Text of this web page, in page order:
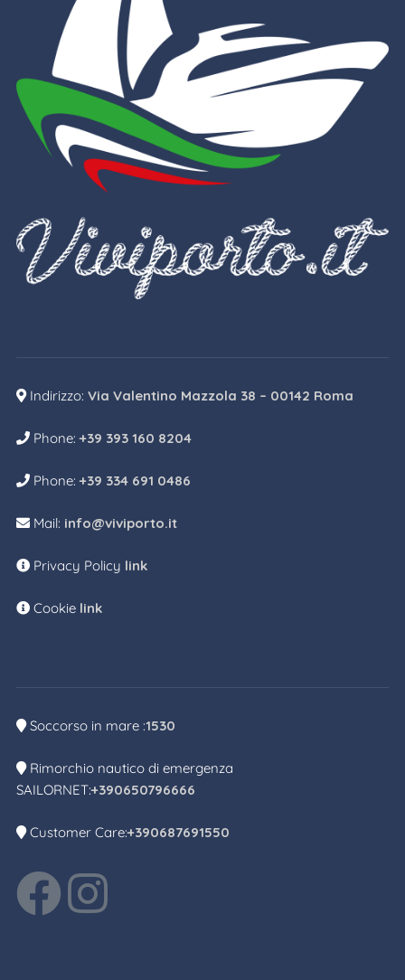
Indirizzo: Via Valentino Mazzola 38 – 00142 Roma
Phone:+39 393 160 8204
Phone:+39 334 691 0486
Mail: info@viviporto.it
Privacy Policy link
Cookie link
Soccorso in mare :1530
Rimorchio nautico di emergenza
SAILORNET:+390650796666
Customer Care:+390687691550